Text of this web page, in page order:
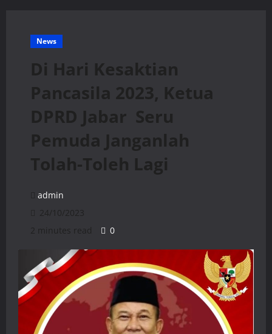
News
Di Hari Kesaktian
Pancasila 2023, Ketua
DPRD Jabar Seru
Pemuda Janganlah
Tolah-Toleh Lagi
admin
24/10/2023
2 minutes read
0